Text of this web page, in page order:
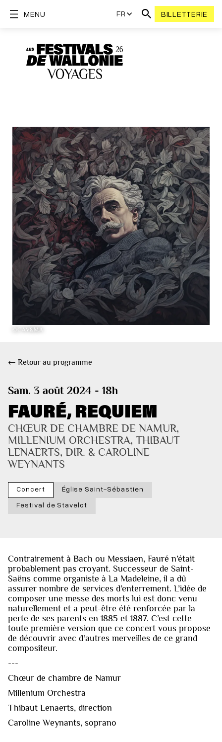
FR BILLETTERIE
MENU
©CAV&MA
← Retour au programme
Sam. 3 août 2024 - 18h
FAURÉ, REQUIEM
CHŒUR DE CHAMBRE DE NAMUR,
MILLENIUM ORCHESTRA, THIBAUT
LENAERTS, DIR. & CAROLINE
WEYNANTS
Concert
Église Saint-Sébastien
Festival de Stavelot
Contrairement à Bach ou Messiaen, Fauré n’était
probablement pas croyant. Successeur de Saint-
Saëns comme organiste à La Madeleine, il a dû
assurer nombre de services d’enterrement. L’idée de
composer une messe des morts lui est donc venu
naturellement et a peut-être été renforcée par la
perte de ses parents en 1885 et 1887. C’est cette
toute première version que ce concert vous propose
de découvrir avec d'autres merveilles de ce grand
compositeur.
---
Chœur de chambre de Namur
Millenium Orchestra
Thibaut Lenaerts, direction
Caroline Weynants, soprano